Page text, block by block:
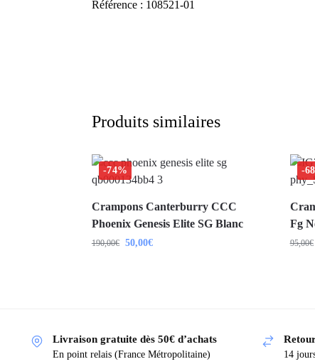
Référence : 108521-01
Produits similaires
-74%
Crampons Canterburry CCC
Phoenix Genesis Elite SG Blanc
190,00€ 50,00€
-
Fg
95,00€
Livraison gratuite dès 50€ d’achats
En point relais (France Métropolitaine) 14